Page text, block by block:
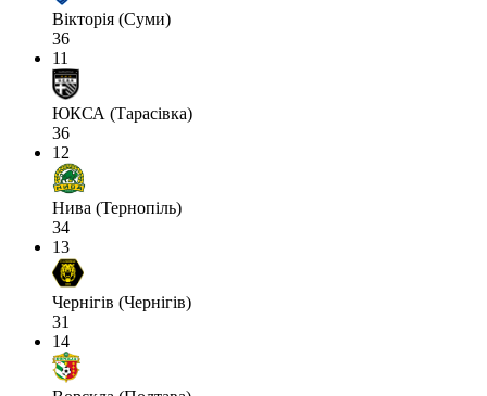
Вікторія (Суми)
36
11
ЮКСА (Тарасівка)
36
12
Нива (Тернопіль)
34
13
Чернігів (Чернігів)
31
14